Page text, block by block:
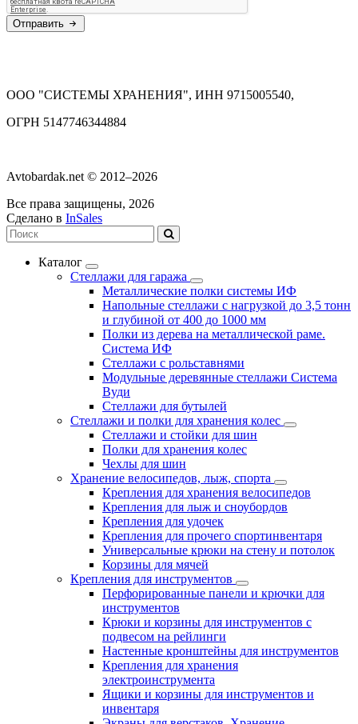
Отправить
ООО "СИСТЕМЫ ХРАНЕНИЯ", ИНН 9715005540,
ОГРН 5147746344884
Avtobardak.net © 2012–2026
Все права защищены, 2026
Сделано в InSales
Каталог
Стеллажи для гаража
Металлические полки системы ИФ
Напольные стеллажи с нагрузкой до 3,5 тонн
и глубиной от 400 до 1000 мм
Полки из дерева на металлической раме.
Система ИФ
Стеллажи с рольставнями
Модульные деревянные стеллажи Система
Вуди
Стеллажи для бутылей
Стеллажи и полки для хранения колес
Стеллажи и стойки для шин
Полки для хранения колес
Чехлы для шин
Хранение велосипедов, лыж, спорта
Крепления для хранения велосипедов
Крепления для лыж и сноубордов
Крепления для удочек
Крепления для прочего спортинвентаря
Универсальные крюки на стену и потолок
Корзины для мячей
Крепления для инструментов
Перфорированные панели и крючки для
инструментов
Крюки и корзины для инструментов с
подвесом на рейлинги
Настенные кронштейны для инструментов
Крепления для хранения
электроинструмента
Ящики и корзины для инструментов и
инвентаря